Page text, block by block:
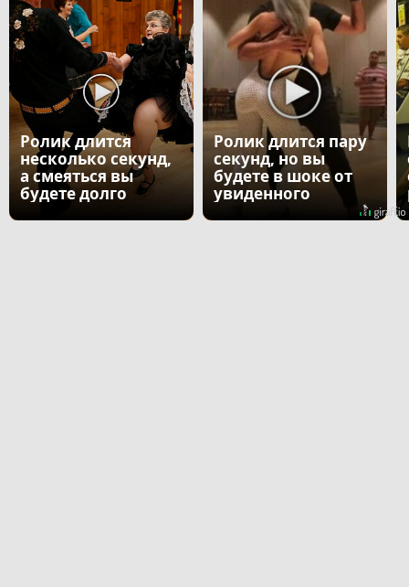
Ролик длится
несколько секунд,
а смеяться вы
будете долго
Ролик длится пару
секунд, но вы
будете в шоке от
увиденного